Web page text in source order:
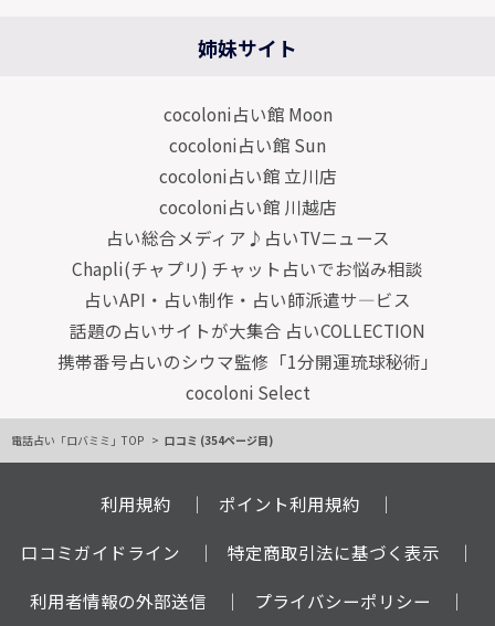
姉妹サイト
cocoloni占い館 Moon
cocoloni占い館 Sun
cocoloni占い館 立川店
cocoloni占い館 川越店
占い総合メディア♪占いTVニュース
Chapli(チャプリ) チャット占いでお悩み相談
占いAPI・占い制作・占い師派遣サ―ビス
話題の占いサイトが大集合 占いCOLLECTION
携帯番号占いのシウマ監修「1分開運琉球秘術」
cocoloni Select
電話占い「ロバミミ」TOP 口コミ (354ページ目)
利用規約
ポイント利用規約
口コミガイドライン
特定商取引法に基づく表示
利用者情報の外部送信
プライバシーポリシー